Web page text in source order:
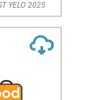
YELO 2025